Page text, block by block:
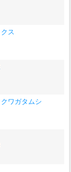
ス
ワガタムシ